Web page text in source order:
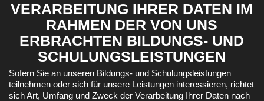
VERARBEITUNG IHRER DATEN IM
RAHMEN DER VON UNS
ERBRACHTEN BILDUNGS- UND
SCHULUNGSLEISTUNGEN
Sofern Sie an unseren Bildungs- und Schulungsleistungen
teilnehmen oder sich für unsere Leistungen interessieren, richtet
sich Art, Umfang und Zweck der Verarbeitung Ihrer Daten nach